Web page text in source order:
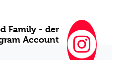
Family - der
Account